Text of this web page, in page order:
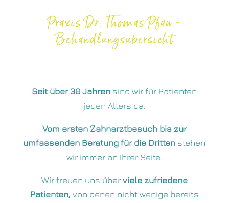
Praxis Dr. Thomas Pfau -
Behandlungsübersicht
Seit über 30 Jahren sind wir für Patienten
jeden Alters da.
Vom ersten Zahnarztbesuch bis zur
umfassenden Beratung für die Dritten stehen
wir immer an Ihrer Seite.
Wir freuen uns überviele zufriedene
Patienten, von denen nicht wenige bereits